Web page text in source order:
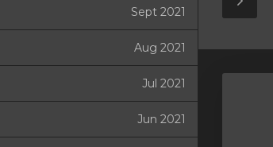
Toggle
Sidebar
Sept 2021
Aug 2021
Jul 2021
Jun 2021